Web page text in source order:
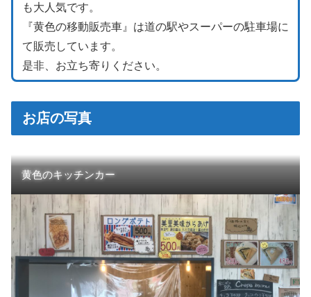
も大人気です。
『黄色の移動販売車』は道の駅やスーパーの駐車場に
て販売しています。
是非、お立ち寄りください。
お店の写真
黄色のキッチンカー